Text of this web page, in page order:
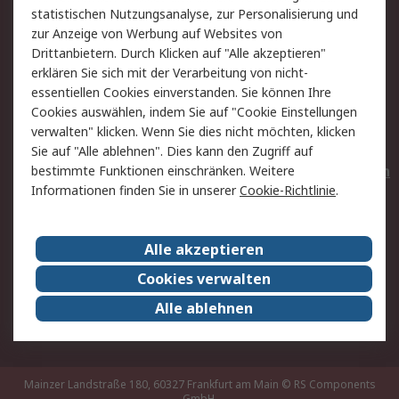
Hilfe
Privatkunden
Rechtliches
AGB
Datenschutz
Cookie-Richtlinie
Zahlungsbedingungen
Copyright/Impressum
Entsorgung
Elektrogeräte/Batterien
RS weltweit
Karriere bei RS
Nachhaltigkeit
Qualität/Umwelt/ZertifikatePresse-Center
Event-Center
Mainzer Landstraße 180, 60327 Frankfurt am Main © RS Components
statistischen Nutzungsanalyse, zur Personalisierung und
zur Anzeige von Werbung auf Websites von
Drittanbietern. Durch Klicken auf "Alle akzeptieren"
erklären Sie sich mit der Verarbeitung von nicht-
essentiellen Cookies einverstanden. Sie können Ihre
Cookies auswählen, indem Sie auf "Cookie Einstellungen
verwalten" klicken. Wenn Sie dies nicht möchten, klicken
Sie auf "Alle ablehnen". Dies kann den Zugriff auf
bestimmte Funktionen einschränken. Weitere
Informationen finden Sie in unsererCookie-Richtlinie.
Alle akzeptieren
Cookies verwalten
Alle ablehnen